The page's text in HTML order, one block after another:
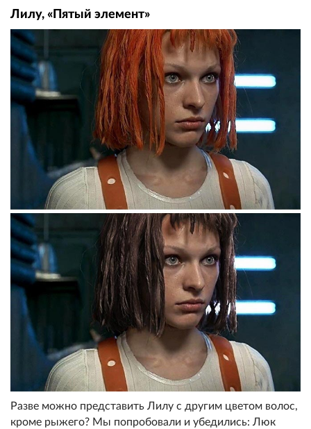
Лилу, «Пятый элемент»
Разве можно представить Лилу с другим цветом волос,
кроме рыжего? Мы попробовали и убедились: Люк